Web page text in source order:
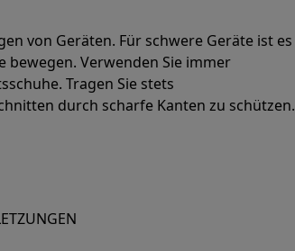
von Geräten. Für schwere Geräte ist es
bewegen. Verwenden Sie immer
Tragen Sie stets
durch scharfe Kanten zu schützen.